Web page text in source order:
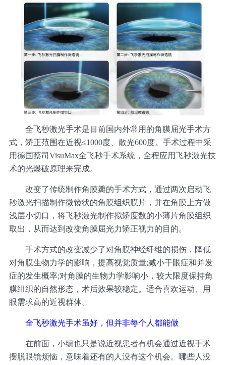
全飞秒激光手术是目前国内外常用的角膜屈光手术方
式，矫正范围在近视≤1000度、散光600度。手术过程中采
用德国蔡司VisuMax全飞秒手术系统，全程应用飞秒激光技
术的光爆破原理来完成。
改变了传统制作角膜瓣的手术方式，通过两次启动飞
秒激光扫描制作微镜状的角膜组织膜片，并在角膜上方做
浅层小切口，将飞秒激光制作拟矫度数的小薄片角膜组织
取出，从而达到改变角膜屈光力矫正视力的目的。
手术方式的改变减少了对角膜神经纤维的损伤，降低
对角膜生物力学的影响，提高视觉质量;减小干眼症和并发
症的发生概率;对角膜的生物力学影响小，较大限度保持角
膜组织的自然形态，术后效果较稳定。适合喜欢运动、用
眼需求高的近视群体。
全飞秒激光手术虽好，但并非每个人都能做
在前面，小编也只是说近视患者有机会通过近视手术
摆脱眼镜烦恼，意味着还有的人没有这个机会。哪些人没